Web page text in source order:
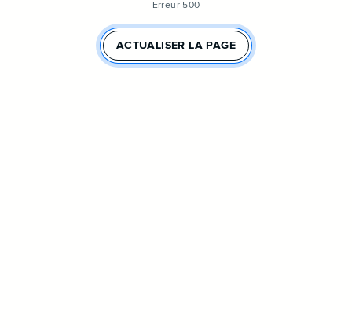
Erreur 500
ACTUALISER LA PAGE